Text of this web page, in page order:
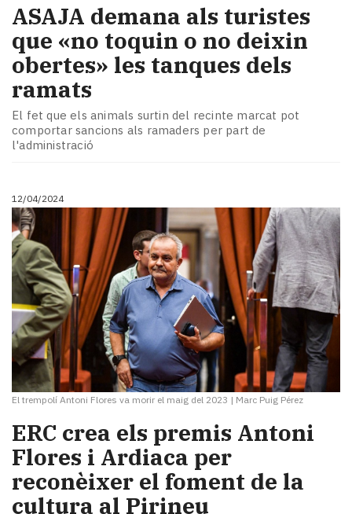
ASAJA demana als turistes
que «no toquin o no deixin
obertes» les tanques dels
ramats
El fet que els animals surtin del recinte marcat pot
comportar sancions als ramaders per part de
l'administració
12/04/2024
El trempolí Antoni Flores va morir el maig del 2023 | Marc Puig Pérez
ERC crea els premis Antoni
Flores i Ardiaca per
reconèixer el foment de la
cultura al Pirineu